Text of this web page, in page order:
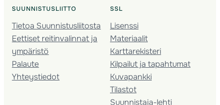
SUUNNISTUSLIITTO
Tietoa Suunnistusliitosta
Eettiset reitinvalinnat ja
ympäristö
Palaute
Yhteystiedot
SSL
Lisenssi
Materiaalit
Karttarekisteri
Kilpailut ja tapahtumat
Kuvapankki
Tilastot
Suunnistaja-lehti